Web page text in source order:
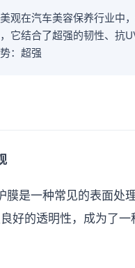
观在汽车美容保养行业中
它结合了超强的韧性、抗
：超强
是一种常见的表面处
好的透明性，成为了